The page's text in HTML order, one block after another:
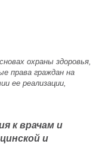
охраны здоровья,
права граждан на
ее реализации,
к врачам и
и